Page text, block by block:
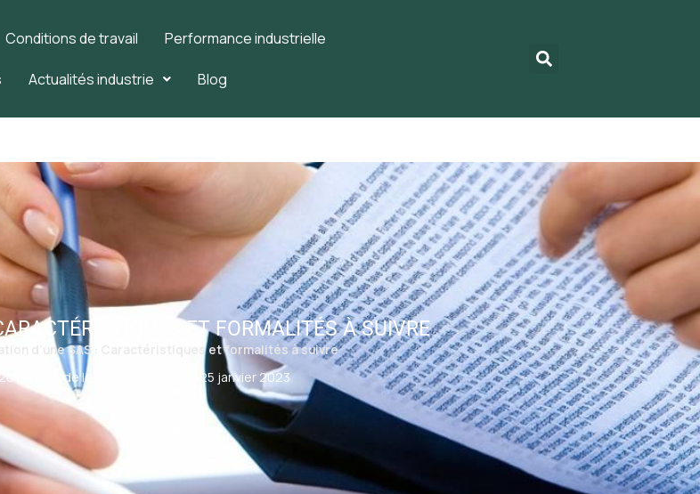
Conditions de travail Performance industrielle
Actualités industrie Blog
ET FORMALITÉS À SUIVRE
d’une SAS : Caractéristiques et formalités à suivre
6 min de lecture Mis à jour le 25 janvier 2023